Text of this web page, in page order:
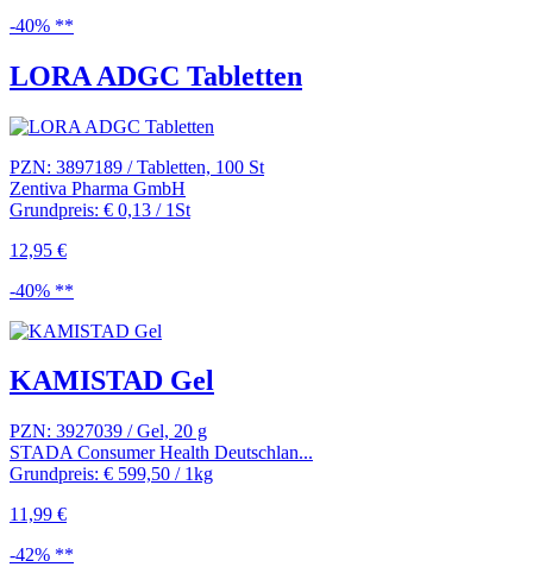
-40% **
LORA ADGC Tabletten
PZN: 3897189 / Tabletten, 100 St
Zentiva Pharma GmbH
Grundpreis: € 0,13 / 1St
12,95 €
-40% **
KAMISTAD Gel
PZN: 3927039 / Gel, 20 g
STADA Consumer Health Deutschlan...
Grundpreis: € 599,50 / 1kg
11,99 €
-42% **